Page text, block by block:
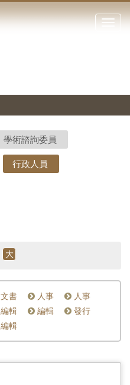
點
閉
站
停、
圖
圖
結
學術諮詢委員
行政人員
大
文書 人事
人事
編輯 編輯
發行
編輯